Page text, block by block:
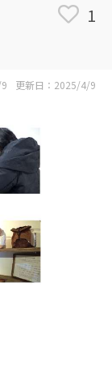
1
更新日：2025/4/9